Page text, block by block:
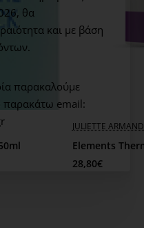
θα
και με βάση
παρακαλούμε
παρακάτω email:
JULIETTE ARMAND
Elements
28,80€